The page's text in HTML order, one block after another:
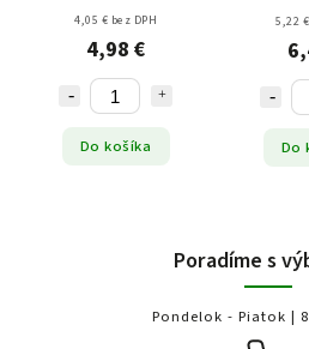
4,05 € bez DPH
4,98 €
Do košíka
5,22
Do
Poradíme s
Pondelok - Piatok |